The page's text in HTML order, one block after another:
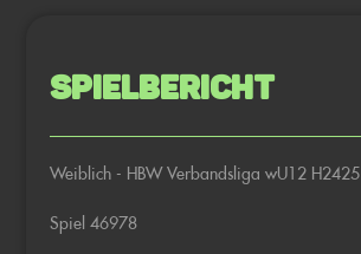
Spielbericht
Weiblich - HBW Verbandsliga wU12 H2425
Spiel 46978